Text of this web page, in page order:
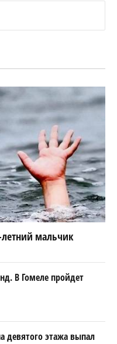
мальчик
В Гомеле пройдет
девятого этажа выпал